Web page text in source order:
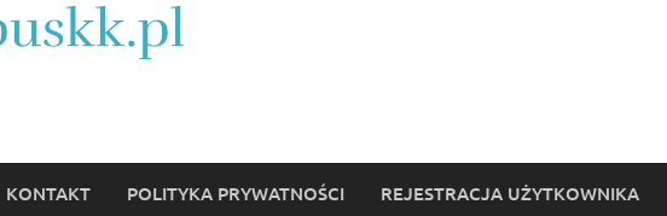
KONTAKT POLITYKA PRYWATNOŚCI REJESTRACJA UŻYTKOWNIKA